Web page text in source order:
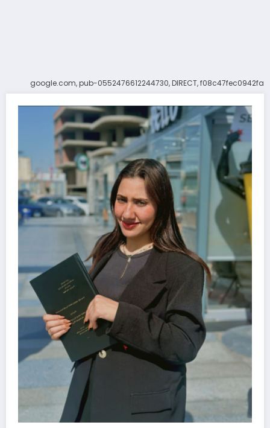
google.com, pub-0552476612244730, DIRECT, f08c47fec0942fa